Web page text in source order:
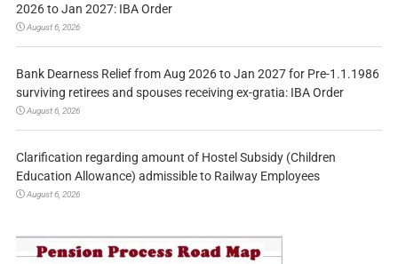
2026 to Jan 2027: IBA Order
August 6, 2026
Bank Dearness Relief from Aug 2026 to Jan 2027 for Pre-1.1.1986
surviving retirees and spouses receiving ex-gratia: IBA Order
August 6, 2026
Clarification regarding amount of Hostel Subsidy (Children
Education Allowance) admissible to Railway Employees
August 6, 2026